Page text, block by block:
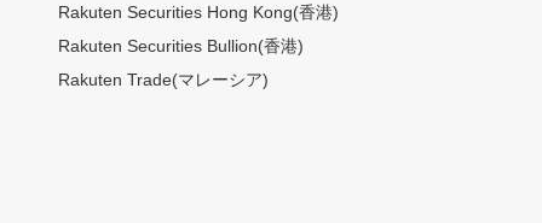
Rakuten Securities Hong Kong(香港)
Rakuten Securities Bullion(香港)
Rakuten Trade(マレーシア)